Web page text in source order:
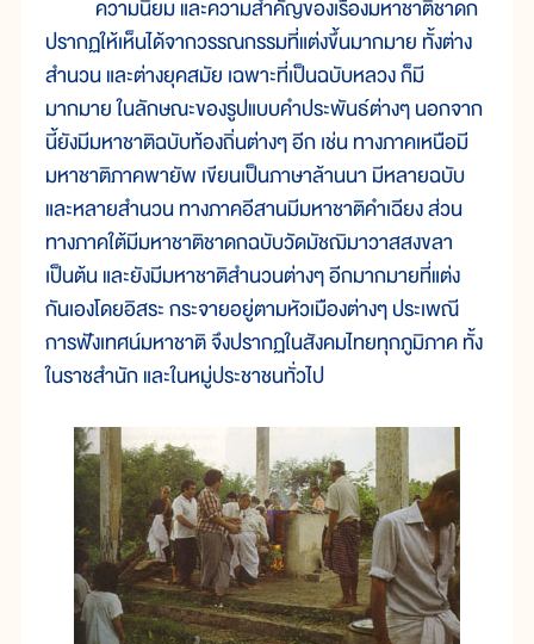
ความนิยม และความสำคัญของเรื่องมหาชาติชาดก
ปรากฏให้เห็นได้จากวรรณกรรมที่แต่งขึ้นมากมาย ทั้งต่าง
สำนวน และต่างยุคสมัย เฉพาะที่เป็นฉบับหลวง ก็มี
มากมาย ในลักษณะของรูปแบบคำประพันธ์ต่างๆ นอกจาก
นี้ยังมีมหาชาติฉบับท้องถิ่นต่างๆ อีก เช่น ทางภาคเหนือมี
มหาชาติภาคพายัพ เขียนเป็นภาษาล้านนา มีหลายฉบับ
และหลายสำนวน ทางภาคอีสานมีมหาชาติคำเฉียง ส่วน
ทางภาคใต้มีมหาชาติชาดกฉบับวัดมัชฌิมาวาสสงขลา
เป็นต้น และยังมีมหาชาติสำนวนต่างๆ อีกมากมายที่แต่ง
กันเองโดยอิสระ กระจายอยู่ตามหัวเมืองต่างๆ ประเพณี
การฟังเทศน์มหาชาติ จึงปรากฏในสังคมไทยทุกภูมิภาค ทั้ง
ในราชสำนัก และในหมู่ประชาชนทั่วไป